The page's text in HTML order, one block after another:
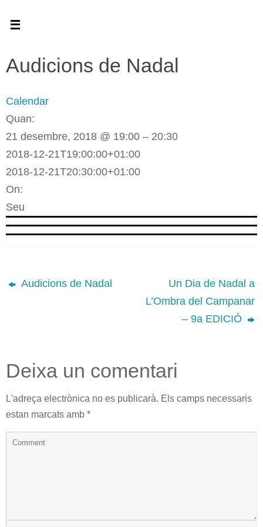
Audicions de Nadal
Calendar
Quan:
21 desembre, 2018 @ 19:00 – 20:30
2018-12-21T19:00:00+01:00
2018-12-21T20:30:00+01:00
On:
Seu
Audicions de Nadal
Un Dia de Nadal a
L’Ombra del Campanar
– 9a EDICIÓ
Deixa un comentari
L'adreça electrònica no es publicarà. Els camps necessaris
estan marcats amb *